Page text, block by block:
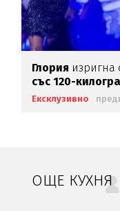
Глория
със 120-
печалба...
Ексклузивно
ОЩЕ КУХНЯ